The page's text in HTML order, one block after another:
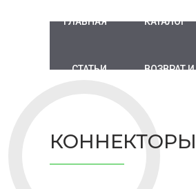
ГЛАВНАЯ КАТАЛОГ
СТАТЬИ ВОЗВРАТ